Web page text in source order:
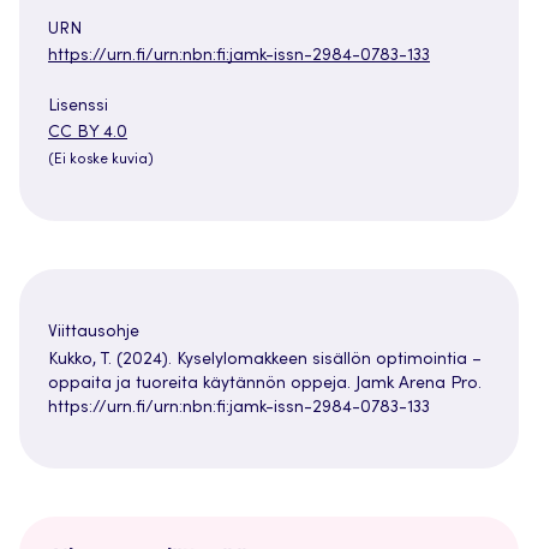
URN
https://urn.fi/urn:nbn:fi:jamk-issn-2984-0783-133
Lisenssi
CC BY 4.0
uuteen
(Ei koske kuvia)
Viittausohje
Kukko, T. (2024). Kyselylomakkeen sisällön optimointia –
oppaita ja tuoreita käytännön oppeja. Jamk Arena Pro.
https://urn.fi/urn:nbn:fi:jamk-issn-2984-0783-133